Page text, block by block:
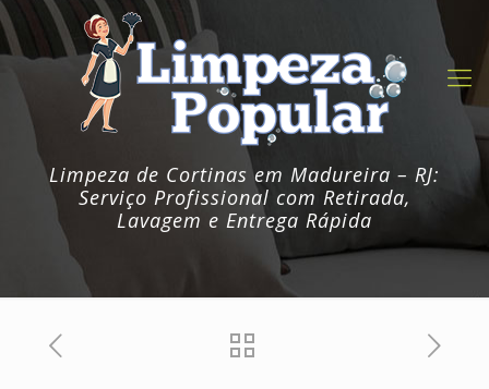
Limpeza de Cortinas em Madureira – RJ:
Serviço Profissional com Retirada,
Lavagem e Entrega Rápida